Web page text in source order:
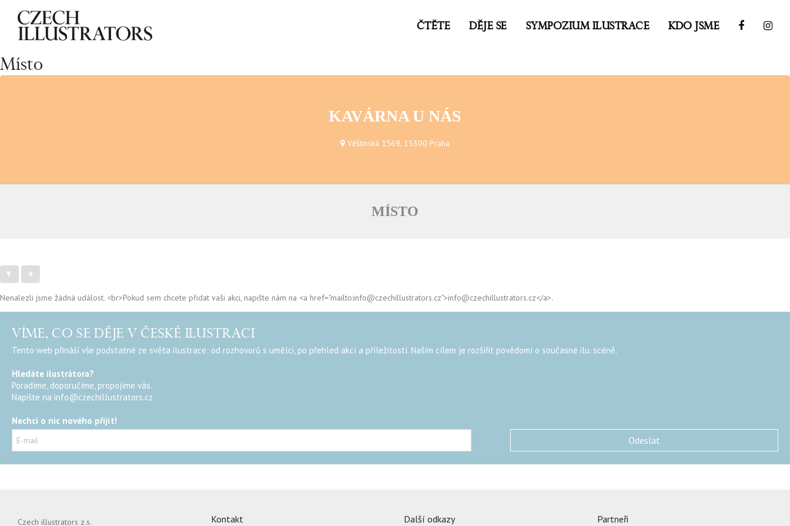
ČTĚTE DĚJE SE SYMPOZIUM ILUSTRACE KDO JSME
Místo
KAVÁRNA U NÁS
Věštínská 1569, 15300 Praha
MÍSTO
Nenalezli jsme žádná událost. <br>Pokud sem chcete přidat vaši akci, napište nám na <a href="mailto:info@czechillustrators.cz">info@czechillustrators.cz</a>.
VÍME, CO SE DĚJE V ČESKÉ ILUSTRACI
Tento web přináší vše podstatné ze světa ilustrace: od rozhovorů s umělci, po přehled akcí a příležitostí. Naším cílem je rozšířit povědomí o současné ilu. scéně.
Hledáte ilustrátora?
Poradíme, doporučíme, propojíme vás.
Napište na info@czechillustrators.cz
Nechci o nic nového přijít!
Czech illustrators z.s. Kontakt Další odkazy Partneři